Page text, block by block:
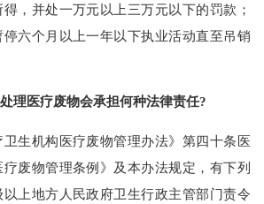
，并处一万元以上三万元以下的罚款；
六个月以上一年以下执业活动直至吊销
理医疗废物会承担何种法律责任?
机构医疗废物管理办法》第四十条医
废物管理条例》及本办法规定，有下列
上地方人民政府卫生行政主管部门责令